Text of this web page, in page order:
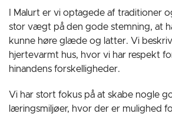
I Malurt er vi optagede af traditioner
stor vægt på den gode stemning, at
kunne høre glæde og latter. Vi
hjertevarmt hus, hvor vi har respekt
hinandens forskelligheder.
Vi har stort fokus på at skabe nogle
læringsmiljøer, hvor der er mulighed